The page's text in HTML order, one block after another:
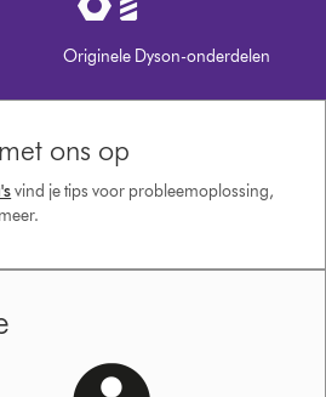
Originele Dyson-onderdelen
ons op
vind je tips voor probleemoplossing,